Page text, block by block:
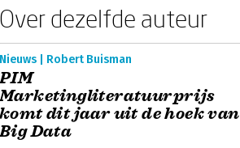
Over dezelfde auteur
Nieuws | Robert Buisman
PIM
Marketingliteratuurprijs
komt dit jaar uit de hoek van
Big Data